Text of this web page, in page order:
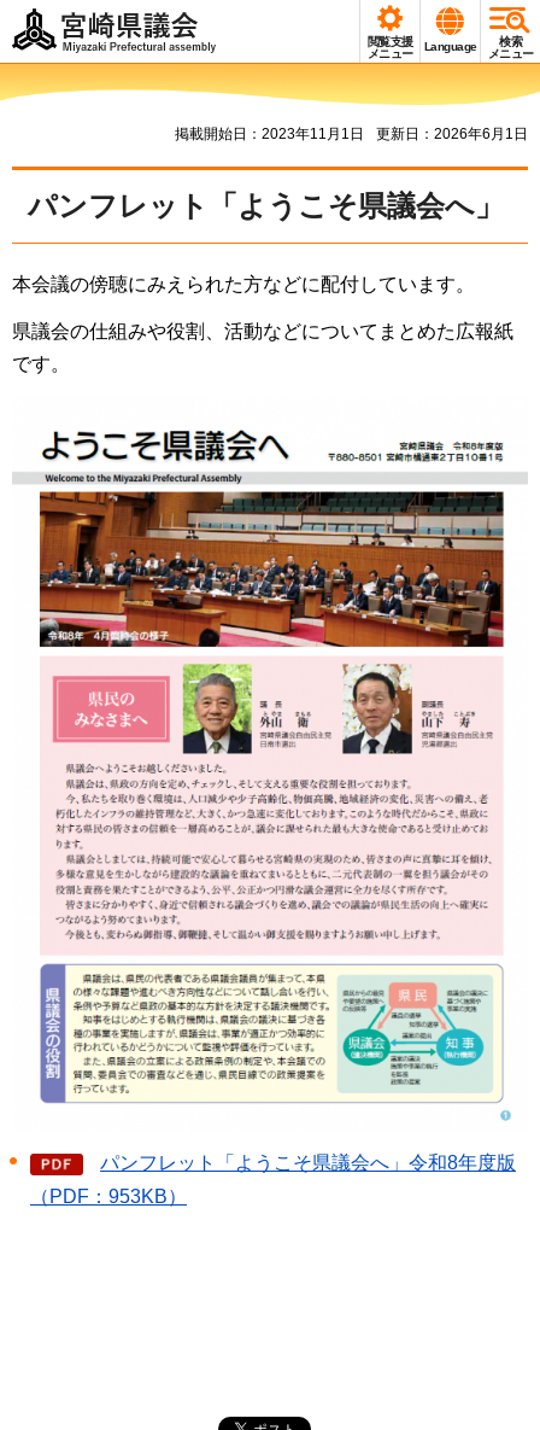
宮崎県議会
Miyazaki Prefectural
閲覧支援
メニュー
Language
検索
メニュー
掲載開始日：2023年11月1日 更新日：2026年6月1日
パンフレット「ようこそ県議会へ」
本会議の傍聴にみえられた方などに配付しています。
県議会の仕組みや役割、活動などについてまとめた広報紙
です。
パンフレット「ようこそ県議会へ」令和8年度版
（PDF：953KB）